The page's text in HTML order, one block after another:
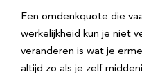
Een omdenkquote die
werkelijkheid kun je niet
veranderen is wat je
altijd zo als je zelf